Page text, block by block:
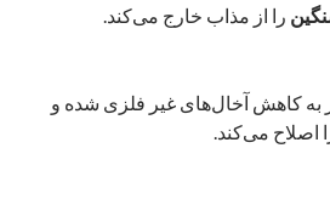
را از مذاب خارج می‌کند.
به کاهش آخال‌های غیر فلزی شده و
اصلاح می‌کند.